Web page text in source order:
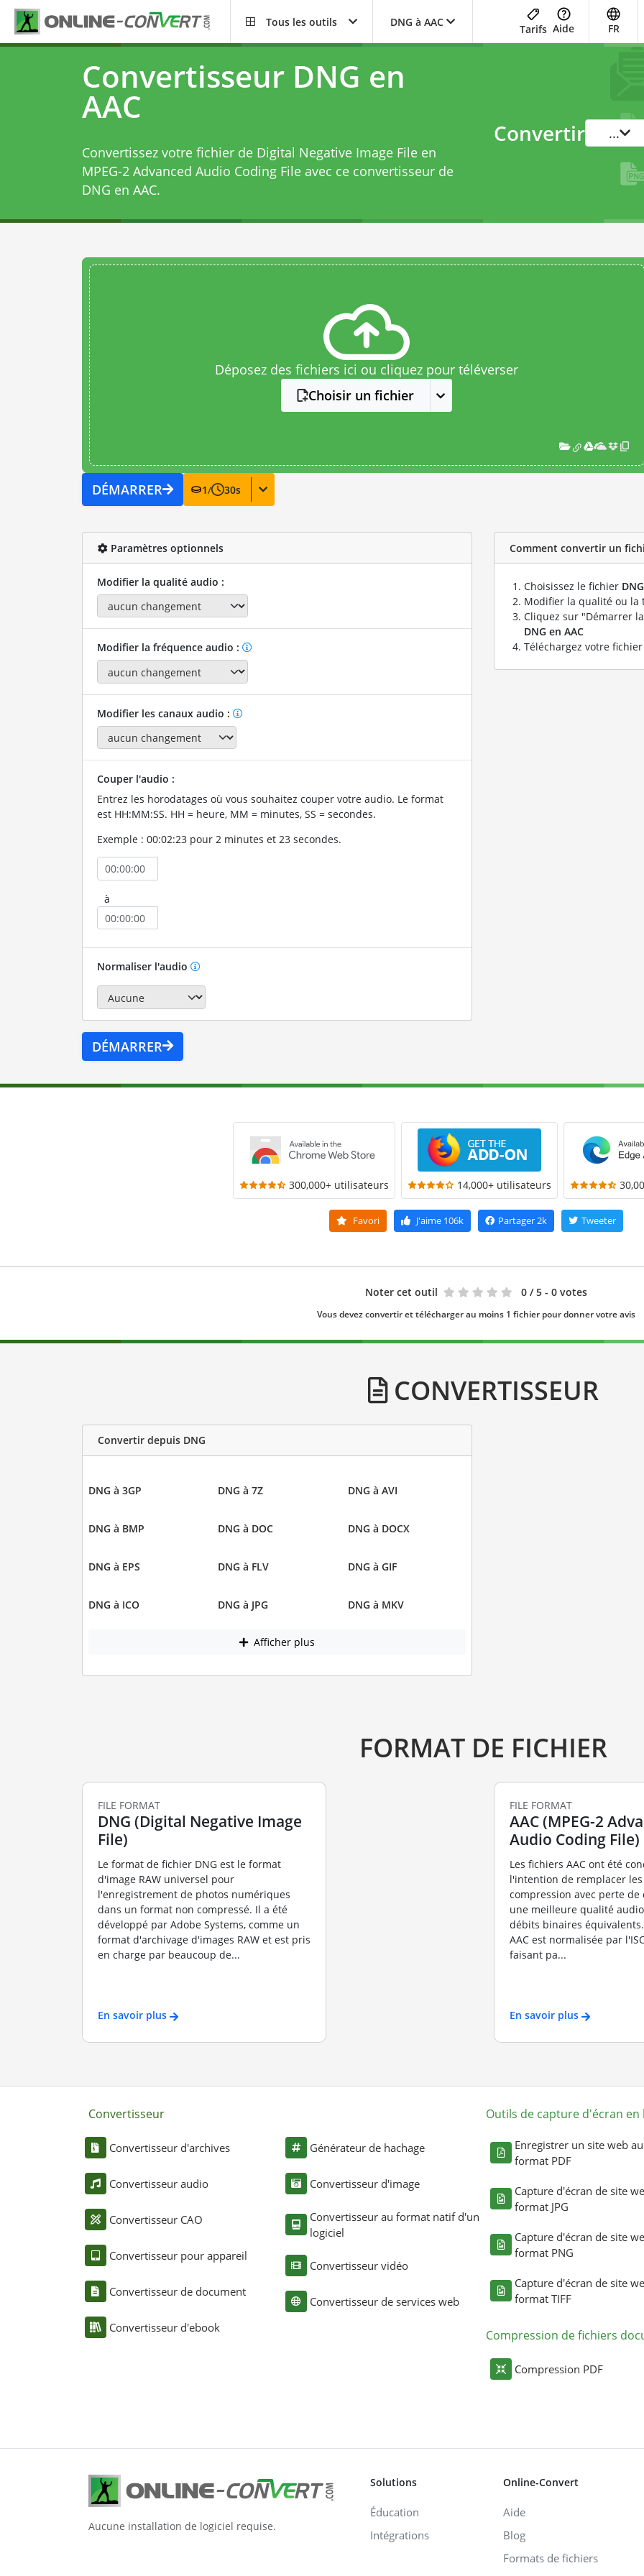
Tous les outils DNG à AAC
Tarifs Aide FR
Convertisseur DNG en
AAC
Convertissez votre fichier de Digital Negative Image File en
MPEG-2 Advanced Audio Coding File avec ce convertisseur de
DNG en AAC.
Convertir ...
Déposez des fichiers ici ou cliquez pour téléverser
Choisir un fichier
DÉMARRER 1/ 30s
Paramètres optionnels
Modifier la qualité audio :
Modifier la fréquence audio :
Modifier les canaux audio :
Couper l'audio :
Entrez les horodatages où vous souhaitez couper votre audio. Le format
est HH:MM:SS. HH = heure, MM = minutes, SS = secondes.
Exemple : 00:02:23 pour 2 minutes et 23 secondes.
à
Normaliser l'audio
DÉMARRER
Comment convertir un
Choisissez le fichier DNG
Modifier la qualité ou la
Cliquez sur "Démarrer
DNG en AAC
Téléchargez votre fichier
300,000+ utilisateurs 14,000+ utilisateurs
Favori J'aime106k Partager2k Tweeter
Noter cet outil 0 / 5 - 0 votes
Vous devez convertir et télécharger au moins 1 fichier pour donner votre avis
CONVERTISSEUR
Convertir depuis DNG
DNG à 3GP DNG à 7Z DNG à AVI
DNG à BMP DNG à DOC DNG à DOCX
DNG à EPS DNG à FLV DNG à GIF
DNG à ICO DNG à JPG DNG à MKV
Afficher plus
FORMAT DE FICHIER
FILE FORMAT
DNG (Digital Negative Image
File)
Le format de fichier DNG est le format
d'image RAW universel pour
l'enregistrement de photos numériques
dans un format non compressé. Il a été
développé par Adobe Systems, comme un
format d'archivage d'images RAW et est pris
en charge par beaucoup de...
En savoir plus
FILE FORMAT
AAC (MPEG-2
Audio Coding File)
Les fichiers AAC ont été
l'intention de remplacer les
compression avec perte
une meilleure qualité
débits binaires
AAC est normalisée par
faisant pa...
En savoir plus
Convertisseur
Convertisseur d'archives
Convertisseur audio
Convertisseur CAO
Convertisseur pour appareil
Convertisseur de document
Convertisseur d'ebook
Générateur de hachage
Convertisseur d'image
Convertisseur au format natif d'un
logiciel
Convertisseur vidéo
Convertisseur de services web
Outils de capture d'écran en
Enregistrer un site web au
format PDF
Capture d'écran de site
format JPG
Capture d'écran de site
format PNG
Capture d'écran de site
format TIFF
Compression de fichiers
Compression PDF
Aucune installation de logiciel requise.
Solutions
Éducation
Intégrations
Online-Convert
Aide
Blog
Formats de fichiers